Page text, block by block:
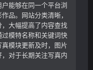
能够在同一个平台浏
品。网站分类清晰，
大幅提高了内容查找
模特名称和关键词快
模块更新及时，图片
对于长期关注写真内